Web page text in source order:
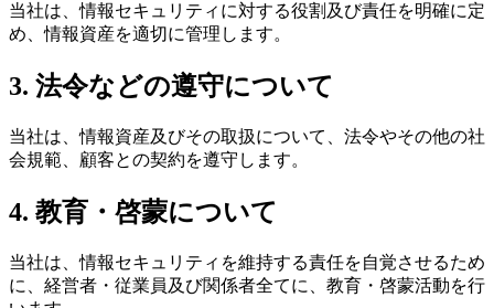
当社は、情報セキュリティに対する役割及び責任を明確に定
め、情報資産を適切に管理します。
3. 法令などの遵守について
当社は、情報資産及びその取扱について、法令やその他の社
会規範、顧客との契約を遵守します。
4. 教育・啓蒙について
当社は、情報セキュリティを維持する責任を自覚させるため
に、経営者・従業員及び関係者全てに、教育・啓蒙活動を行